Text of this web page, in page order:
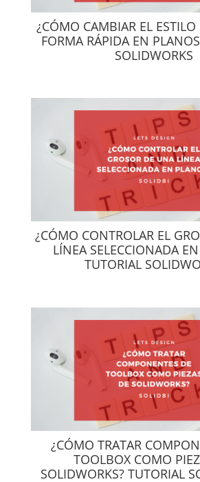
¿CÓMO CAMBIAR EL
FORMA RÁPIDA EN
SOLIDWORKS
¿CÓMO CONTROLAR EL
LÍNEA SELECCIONADA
TUTORIAL
¿CÓMO TRATAR
TOOLBOX COMO
SOLIDWORKS? TUTORIAL